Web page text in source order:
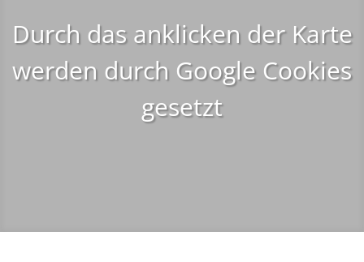
Durch das anklicken der Karte
werden durch Google Cookies
gesetzt